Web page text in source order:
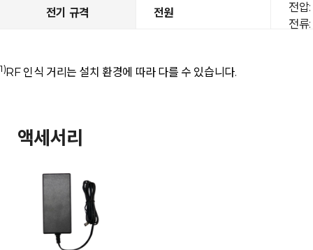
전기 규격 전원
전압
전류
1)RF 인식 거리는 설치 환경에 따라 다를 수 있습니다.
액세서리